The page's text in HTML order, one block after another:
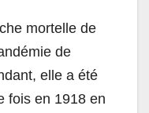
mortelle de
de
elle a été
fois en 1918 en